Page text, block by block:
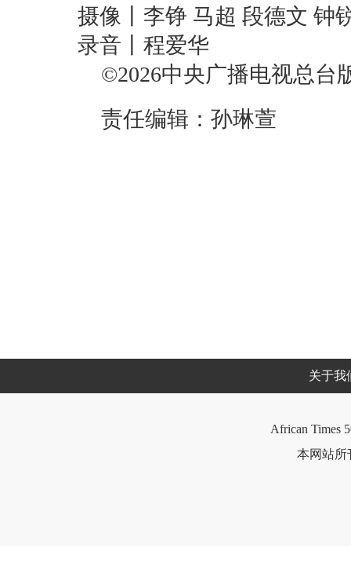
摄像丨李铮 马超 段德文 钟
录音丨程爱华
©2026中央广播电视总台
责任编辑：孙琳萱
关于我
African Times
本网站所